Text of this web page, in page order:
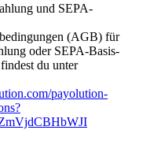
und SEPA-
(AGB) für
oder SEPA-Basis-
du unter
payolution-